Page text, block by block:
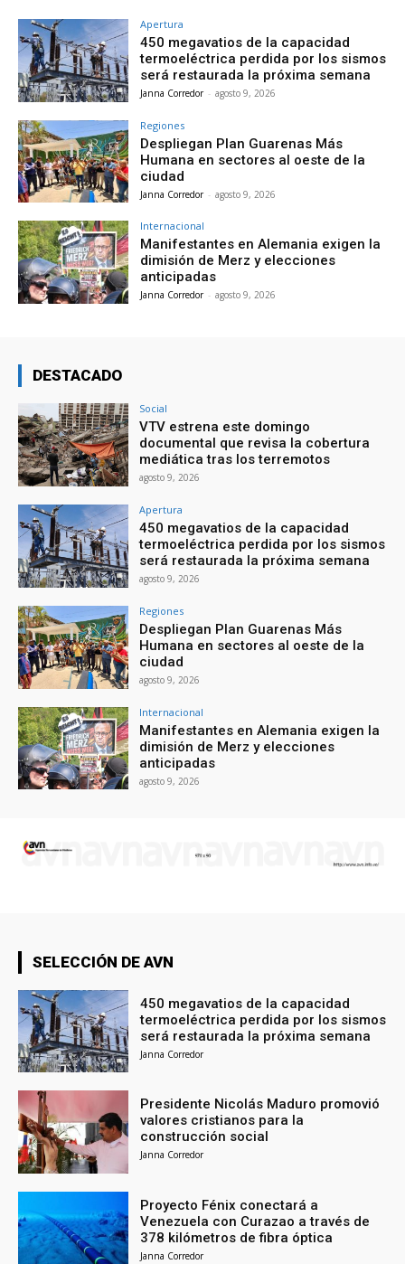
Apertura
450 megavatios de la capacidad
termoeléctrica perdida por los sismos
será restaurada la próxima semana
Janna Corredor - agosto 9, 2026
Regiones
Despliegan Plan Guarenas Más
Humana en sectores al oeste de la
ciudad
Janna Corredor - agosto 9, 2026
Internacional
Manifestantes en Alemania exigen la
dimisión de Merz y elecciones
anticipadas
Janna Corredor - agosto 9, 2026
DESTACADO
Social
VTV estrena este domingo
documental que revisa la cobertura
mediática tras los terremotos
agosto 9, 2026
Apertura
450 megavatios de la capacidad
termoeléctrica perdida por los sismos
será restaurada la próxima semana
agosto 9, 2026
Regiones
Despliegan Plan Guarenas Más
Humana en sectores al oeste de la
ciudad
agosto 9, 2026
Internacional
Manifestantes en Alemania exigen la
dimisión de Merz y elecciones
anticipadas
agosto 9, 2026
SELECCIÓN DE AVN
450 megavatios de la capacidad
termoeléctrica perdida por los sismos
será restaurada la próxima semana
Janna Corredor
Presidente Nicolás Maduro promovió
valores cristianos para la
construcción social
Janna Corredor
Proyecto Fénix conectará a
Venezuela con Curazao a través de
378 kilómetros de fibra óptica
Janna Corredor